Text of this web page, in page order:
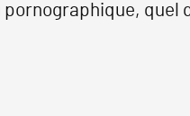
quel